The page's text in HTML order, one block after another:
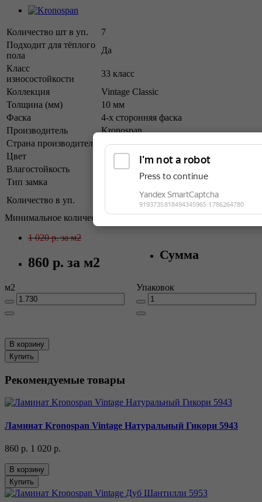
Количество шт в уп.
7
Подходит для тёплого
пола
Да
Класс
износостойкости
33 класс
Коллекция
Vintage Classic
Толщина (мм)
10 мм
Фаска
4-х сторонняя фаска
Производитель
Kronospan
Страна производитель
Россия
Цвет
Коричневый
Влагостойкость
Тип замка
Click (замок)
Количество в уп.
Минимальное кол-во для заказа: 1 уп -
Минимальное количество для заказа: 1.730.
1 020 р.за м2
860 р. за м2
Сумма
м2 Упаковок
В корзину
Купить
Рекомендуемые товары
Ламинат Kronospan Vintage Натуральный Гикори 5943
860 р. 1 020 р.
В корзину
Купить